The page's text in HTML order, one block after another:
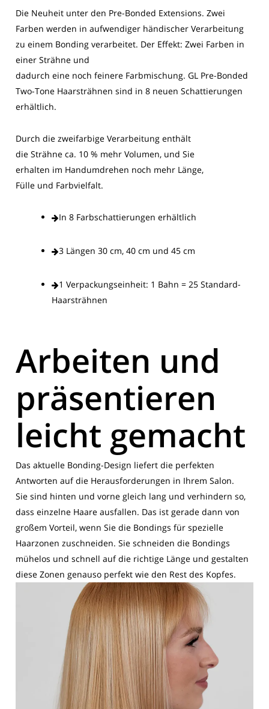
Die Neuheit unter den Pre-Bonded Extensions. Zwei
Farben werden in aufwendiger händischer Verarbeitung
zu einem Bonding verarbeitet. Der Effekt: Zwei Farben in
einer Strähne und
dadurch eine noch feinere Farbmischung. GL Pre-Bonded
Two-Tone Haarsträhnen sind in 8 neuen Schattierungen
erhältlich.
Durch die zweifarbige Verarbeitung enthält
die Strähne ca. 10 % mehr Volumen, und Sie
erhalten im Handumdrehen noch mehr Länge,
Fülle und Farbvielfalt.
In 8 Farbschattierungen erhältlich
3 Längen 30 cm, 40 cm und 45 cm
1 Verpackungseinheit: 1 Bahn = 25 Standard-
Haarsträhnen
Arbeiten und
präsentieren
leicht gemacht
Das aktuelle Bonding-Design liefert die perfekten
Antworten auf die Herausforderungen in Ihrem Salon.
Sie sind hinten und vorne gleich lang und verhindern so,
dass einzelne Haare ausfallen. Das ist gerade dann von
großem Vorteil, wenn Sie die Bondings für spezielle
Haarzonen zuschneiden. Sie schneiden die Bondings
mühelos und schnell auf die richtige Länge und gestalten
diese Zonen genauso perfekt wie den Rest des Kopfes.